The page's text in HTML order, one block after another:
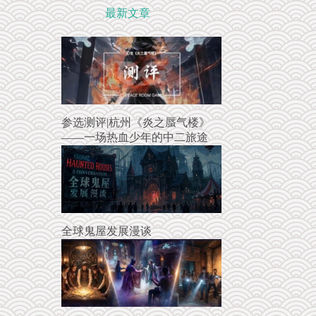
最新文章
参选测评|杭州《炎之蜃气楼》
——一场热血少年的中二旅途
全球鬼屋发展漫谈